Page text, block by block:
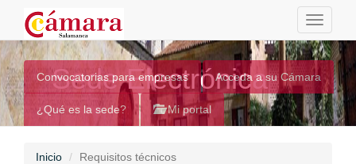
Toggle
Sede Electrónica
Convocatorias para empresas Acceda a su Cámara
¿Qué es la sede? Mi portal
Inicio Requisitos técnicos